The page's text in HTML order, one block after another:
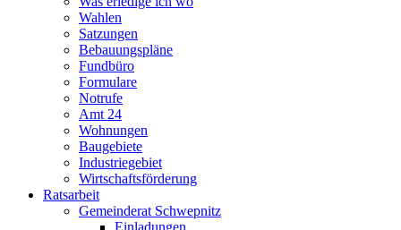
Wahlen
Satzungen
Bebauungspläne
Fundbüro
Formulare
Notrufe
Amt 24
Wohnungen
Baugebiete
Industriegebiet
Wirtschaftsförderung
Ratsarbeit
Gemeinderat Schwepnitz
Einladungen